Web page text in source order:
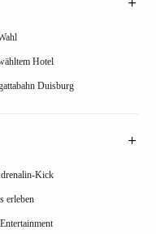
Hotel
Duisburg
Kick
erleben